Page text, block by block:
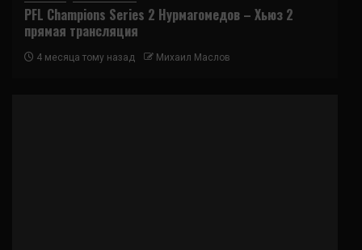
PFL Champions Series 2 Нурмагомедов – Хьюз 2
прямая трансляция
4 месяца тому назад Михаил Маслов